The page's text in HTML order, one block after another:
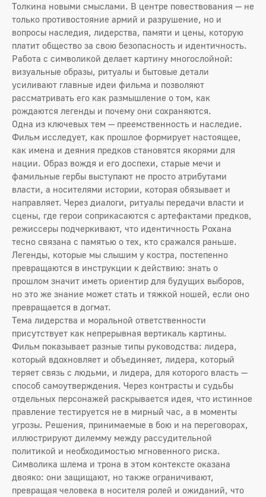
Толкина новыми смыслами. В центре повествования — не
только противостояние армий и разрушение, но и
вопросы наследия, лидерства, памяти и цены, которую
платит общество за свою безопасность и идентичность.
Работа с символикой делает картину многослойной:
визуальные образы, ритуалы и бытовые детали
усиливают главные идеи фильма и позволяют
рассматривать его как размышление о том, как
рождаются легенды и почему они сохраняются.
Одна из ключевых тем — преемственность и наследие.
Фильм исследует, как прошлое формирует настоящее,
как имена и деяния предков становятся якорями для
нации. Образ вождя и его доспехи, старые мечи и
фамильные гербы выступают не просто атрибутами
власти, а носителями истории, которая обязывает и
направляет. Через диалоги, ритуалы передачи власти и
сцены, где герои соприкасаются с артефактами предков,
режиссеры подчеркивают, что идентичность Рохана
тесно связана с памятью о тех, кто сражался раньше.
Легенды, которые мы слышим у костра, постепенно
превращаются в инструкции к действию: знать о
прошлом значит иметь ориентир для будущих выборов,
но это же знание может стать и тяжкой ношей, если оно
превращается в догмат.
Тема лидерства и моральной ответственности
присутствует как непрерывная вертикаль картины.
Фильм показывает разные типы руководства: лидера,
который вдохновляет и объединяет, лидера, который
теряет связь с людьми, и лидера, для которого власть —
способ самоутверждения. Через контрасты и судьбы
отдельных персонажей раскрывается идея, что истинное
правление тестируется не в мирный час, а в моменты
угрозы. Решения, принимаемые в бою и на переговорах,
иллюстрируют дилемму между рассудительной
политикой и необходимостью мгновенного риска.
Символика шлема и трона в этом контексте оказана
двояко: они защищают, но также ограничивают,
превращая человека в носителя ролей и ожиданий, что